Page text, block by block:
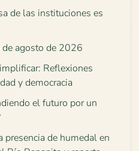
de las instituciones es
de agosto de 2026
Reflexiones
y democracia
el futuro por un
de humedal en